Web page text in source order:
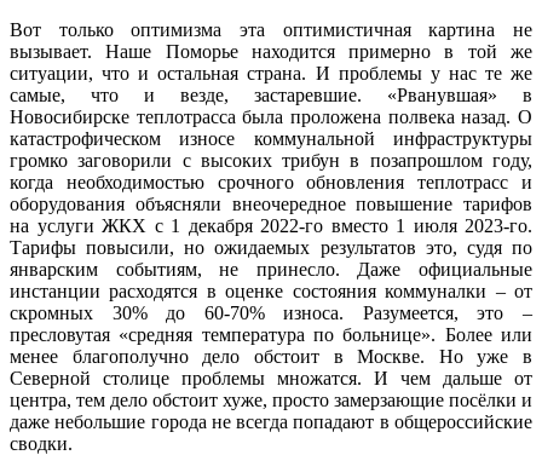
Вот только оптимизма эта оптимистичная картина не
вызывает. Наше Поморье находится примерно в той же
ситуации, что и остальная страна. И проблемы у нас те же
самые, что и везде, застаревшие. «Рванувшая» в
Новосибирске теплотрасса была проложена полвека назад. О
катастрофическом износе коммунальной инфраструктуры
громко заговорили с высоких трибун в позапрошлом году,
когда необходимостью срочного обновления теплотрасс и
оборудования объясняли внеочередное повышение тарифов
на услуги ЖКХ с 1 декабря 2022‑го вместо 1 июля 2023‑го.
Тарифы повысили, но ожидаемых результатов это, судя по
январским событиям, не принесло. Даже официальные
инстанции расходятся в оценке состояния коммуналки – от
скромных 30% до 60-70% износа. Разумеется, это –
пресловутая «средняя температура по больнице». Более или
менее благополучно дело обстоит в Москве. Но уже в
Северной столице проблемы множатся. И чем дальше от
центра, тем дело обстоит хуже, просто замерзающие посёлки и
даже небольшие города не всегда попадают в общероссийские
сводки.